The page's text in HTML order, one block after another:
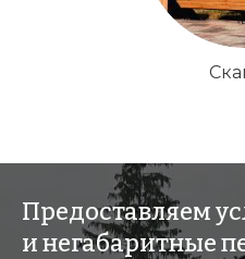
Предоставляем
и негабаритные